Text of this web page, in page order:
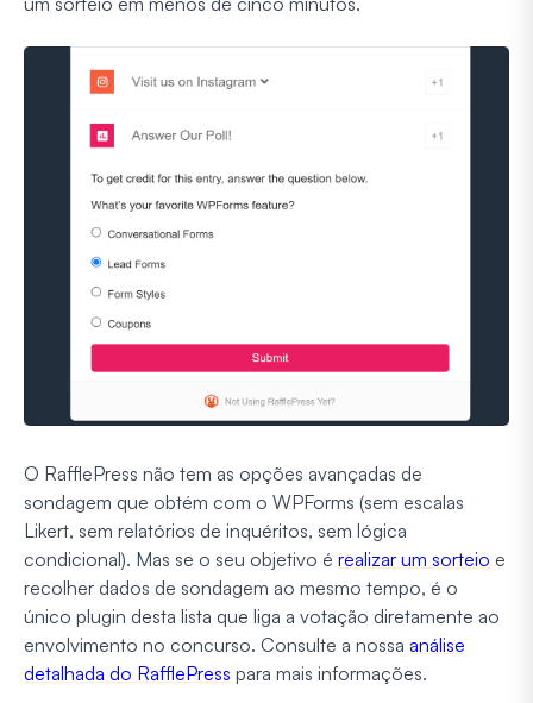
O RafflePress não tem as opções avançadas de
sondagem que obtém com o WPForms (sem escalas
Likert, sem relatórios de inquéritos, sem lógica
condicional). Mas se o seu objetivo é realizar um sorteio e
recolher dados de sondagem ao mesmo tempo, é o
único plugin desta lista que liga a votação diretamente ao
envolvimento no concurso. Consulte a nossa análise
detalhada do RafflePress para mais informações.